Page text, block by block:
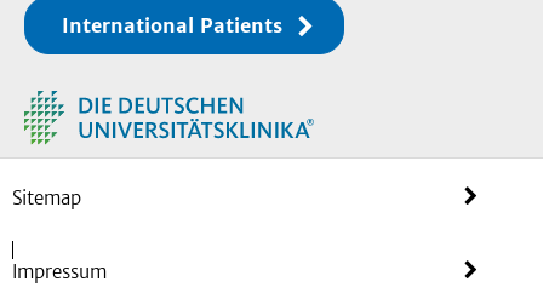
International Patients
Sitemap
Impressum